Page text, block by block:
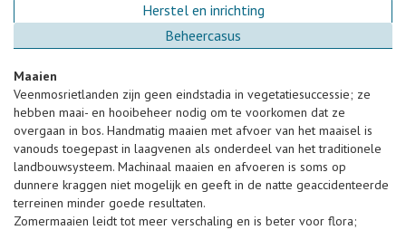
Herstel en inrichting
Beheercasus
Maaien
Veenmosrietlanden zijn geen eindstadia in vegetatiesuccessie; ze
hebben maai- en hooibeheer nodig om te voorkomen dat ze
overgaan in bos. Handmatig maaien met afvoer van het maaisel is
vanouds toegepast in laagvenen als onderdeel van het traditionele
landbouwsysteem. Machinaal maaien en afvoeren is soms op
dunnere kraggen niet mogelijk en geeft in de natte geaccidenteerde
terreinen minder goede resultaten.
Zomermaaien leidt tot meer verschaling en is beter voor flora;